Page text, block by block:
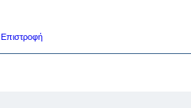
Επιστροφή